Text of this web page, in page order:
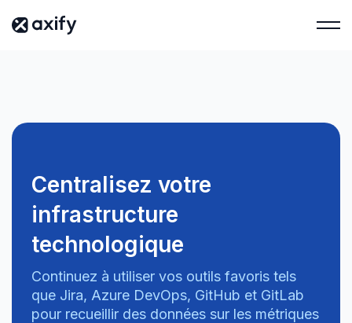
Centralisez votre
infrastructure
technologique
Continuez à utiliser vos outils favoris tels
que Jira, Azure DevOps, GitHub et GitLab
pour recueillir des données sur les métriques